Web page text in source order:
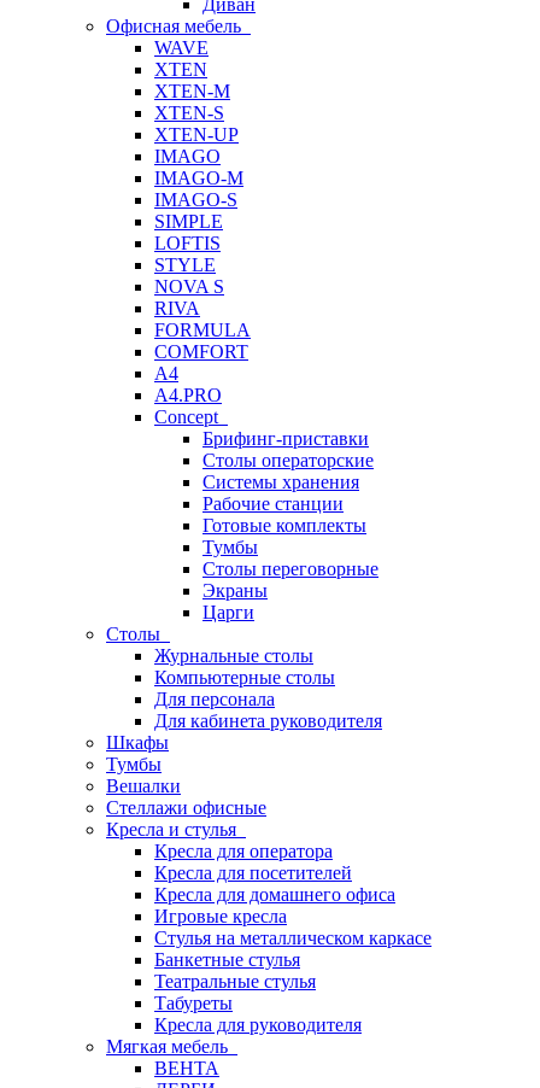
Диван
Офисная мебель
WAVE
XTEN
XTEN-M
XTEN-S
XTEN-UP
IMAGO
IMAGO-M
IMAGO-S
SIMPLE
LOFTIS
STYLE
NOVA S
RIVA
FORMULA
COMFORT
A4
A4.PRO
Concept
Брифинг-приставки
Столы операторские
Системы хранения
Рабочие станции
Готовые комплекты
Тумбы
Столы переговорные
Экраны
Царги
Столы
Журнальные столы
Компьютерные столы
Для персонала
Для кабинета руководителя
Шкафы
Тумбы
Вешалки
Стеллажи офисные
Кресла и стулья
Кресла для оператора
Кресла для посетителей
Кресла для домашнего офиса
Игровые кресла
Стулья на металлическом каркасе
Банкетные стулья
Театральные стулья
Табуреты
Кресла для руководителя
Мягкая мебель
ВЕНТА